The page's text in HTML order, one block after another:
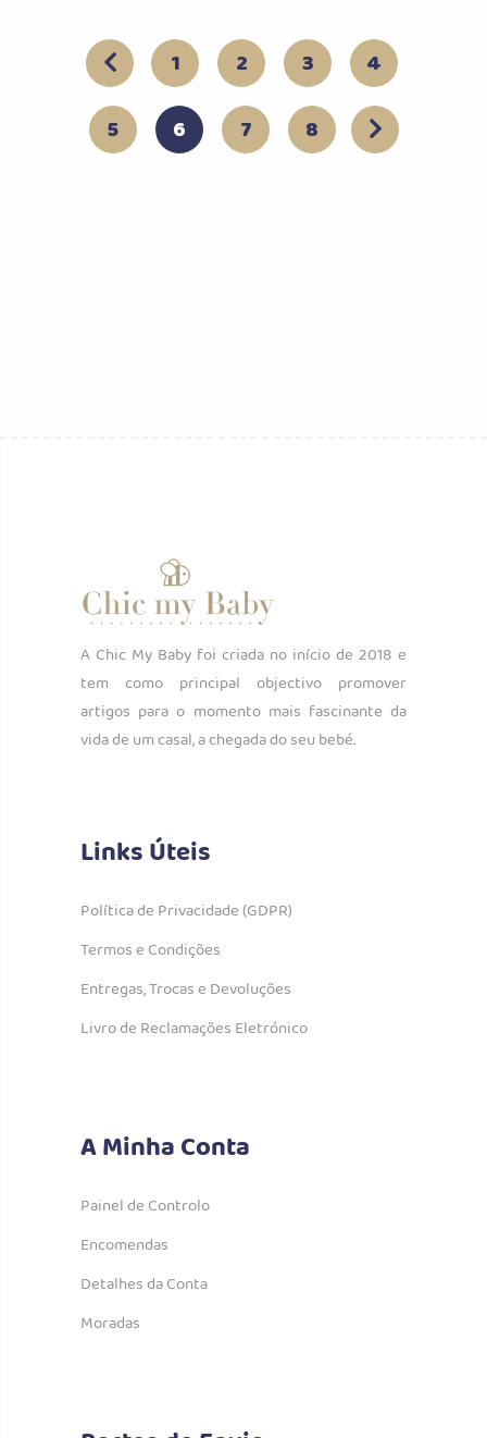
1 2 3
4
5
6 7 8
A Chic My Baby foi criada no início de 2018 e
tem como principal objectivo promover
artigos para o momento mais fascinante da
vida de um casal, a chegada do seu bebé.
Links Úteis
Política de Privacidade (GDPR)
Termos e Condições
Entregas, Trocas e Devoluções
Livro de Reclamações Eletrónico
A Minha Conta
Painel de Controlo
Encomendas
Detalhes da Conta
Moradas